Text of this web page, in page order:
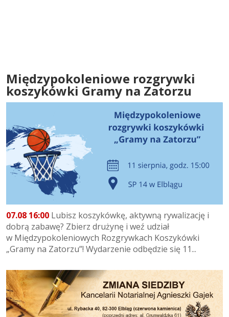
Międzypokoleniowe rozgrywki
koszykówki Gramy na Zatorzu
07.08 16:00 Lubisz koszykówkę, aktywną rywalizację i
dobrą zabawę? Zbierz drużynę i weź udział
w Międzypokoleniowych Rozgrywkach Koszykówki
„Gramy na Zatorzu”! Wydarzenie odbędzie się 11...